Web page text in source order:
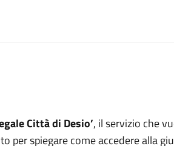
Città di Desio’, il servizio che
spiegare come accedere alla